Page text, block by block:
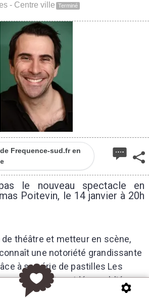
- Centre ville Terminé
Frequence-sud.fr en
le nouveau spectacle en
Poitevin, le 14 janvier à 20h
de théâtre et metteur en scène,
une notoriété grandissante
à sa série de pastilles Les
de courtes vidéos publiées
Il interprète une panoplie de